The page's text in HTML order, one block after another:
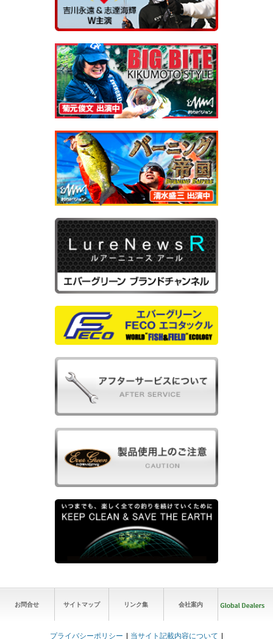
お問合せ サイトマップ リンク集 会社案内
プライバシーポリシー 当サイト記載内容について